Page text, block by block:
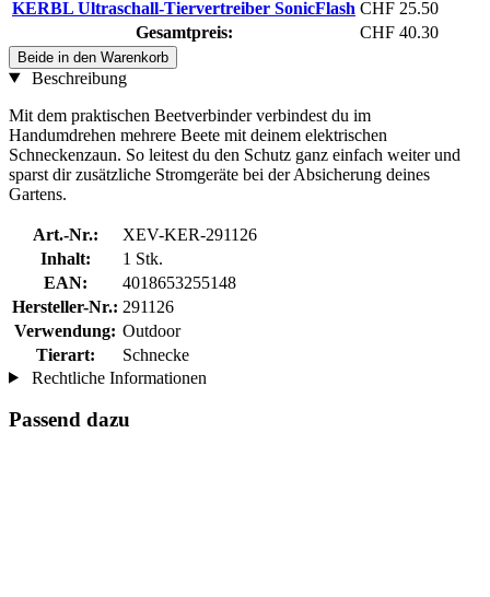
KERBL Ultraschall-Tiervertreiber SonicFlash CHF 25.50
Gesamtpreis:
CHF 40.30
Beide in den Warenkorb
Beschreibung
Mit dem praktischen Beetverbinder verbindest du im
Handumdrehen mehrere Beete mit deinem elektrischen
Schneckenzaun. So leitest du den Schutz ganz einfach weiter und
sparst dir zusätzliche Stromgeräte bei der Absicherung deines
Gartens.
Art.-Nr.:
XEV-KER-291126
Inhalt:
1 Stk.
EAN:
4018653255148
Hersteller-Nr.: 291126
Verwendung: Outdoor
Tierart:
Schnecke
Rechtliche Informationen
Passend dazu